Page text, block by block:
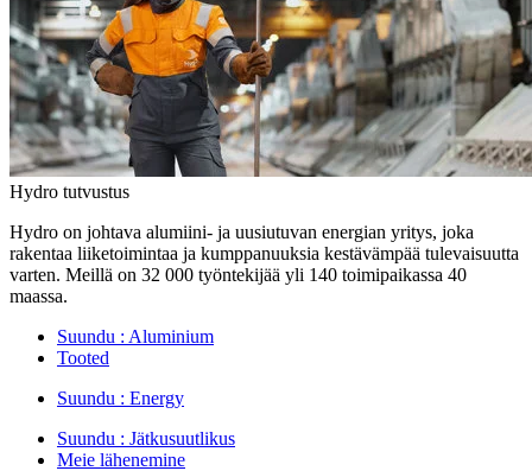
Hydro tutvustus
Hydro on johtava alumiini- ja uusiutuvan energian yritys, joka
rakentaa liiketoimintaa ja kumppanuuksia kestävämpää tulevaisuutta
varten. Meillä on 32 000 työntekijää yli 140 toimipaikassa 40
maassa.
Suundu : Aluminium
Tooted
Suundu : Energy
Suundu : Jätkusuutlikus
Meie lähenemine